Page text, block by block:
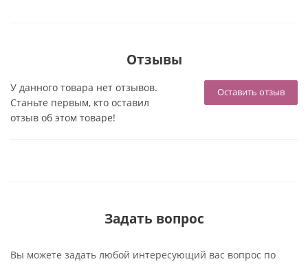
Отзывы
Оставить отзыв
У данного товара нет отзывов.
Станьте первым, кто оставил
отзыв об этом товаре!
Задать вопрос
Вы можете задать любой интересующий вас вопрос по